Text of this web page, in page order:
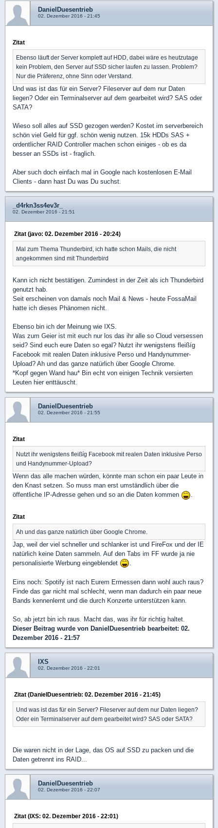
DanielDuesentrieb
02. Dezember 2016 - 21:45
Zitat
Ebenso läuft der Server komplett auf HDD, dabei wäre es heutzutage
kein Problem, den Server auf SSD sicher laufen zu lassen. Problem?
Nur die Präferenz, ohne Sinn oder Verstand.
Und was ist das für ein Server? Fileserver auf dem nur Daten
liegen? Oder ein Terminalserver auf dem gearbeitet wird? SAS oder
SATA?
Wieso soll alles auf SSD gezogen werden? Kostet im serverbereich
schön viel Geld für ggf. schön wenig nutzen. 15k HDDs SAS +
ordentlicher RAID Controller machen schon einiges - ob es da
besser an SSDs ist - fraglich.
Aber such doch einfach mal in Google nach kostenlosen E-Mail
Clients - dann hast Du was Du suchst.
_d4rkn3ss4ev3r_
02. Dezember 2016 - 21:51
Zitat (javo: 02. Dezember 2016 - 20:24)
Mal zum Thema Thunderbird, ich hatte schon Mails, die nicht
angekommen sind mit Thunderbird
Kann ich nicht bestätigen. Zumindest in der Zeit als ich Thunderbird
genutzt hab.
Seit erscheinen von damals noch Mail & News - heute FossaMail
hatte ich dieses Phänomen nicht.
Ebenso bin ich der Meinung wie IXS.
Was zum Geier ist mit euch nur los das ihr alle so Cloud versessen
seid? Sind euch eure Daten so egal? Nutzt ihr wenigstens fleißíg
Facebook mit realen Daten inklusive Perso und Handynummer-
Upload? Ah und das ganze natürlich über Google Chrome.
*Kopf gegen Wand hau* Bin echt von einigen Technik versierten
Leuten hier enttäuscht.
DanielDuesentrieb
02. Dezember 2016 - 21:55
Zitat
Nutzt ihr wenigstens fleißíg Facebook mit realen Daten inklusive Perso
und Handynummer-Upload?
Wenn das alle machen würden, könnte man schon ein paar Leute in
den Knast setzen. So muss man erst umständlich über die
öffentliche IP-Adresse gehen und so an die Daten kommen
.
Zitat
Ah und das ganze natürlich über Google Chrome.
Jap, weil der viel schneller und schlanker ist und FireFox und der IE
natürlich keine Daten sammeln. Auf den Tabs im FF wurde ja nie
personalisierte Werbung eingeblendet
Eins noch: Spotify ist nach Eurem Ermessen dann wohl auch raus?
Finde das gar nicht mal schlecht, wenn man dadurch ein paar neue
Bands kennenlernt und die durch Konzerte unterstützen kann.
So, ab jetzt bin ich raus. Macht das, was ihr für richtig haltet.
Dieser Beitrag wurde von DanielDuesentrieb bearbeitet: 02.
Dezember 2016 - 21:57
IXS
02. Dezember 2016 - 22:01
Zitat (DanielDuesentrieb: 02. Dezember 2016 - 21:45)
Und was ist das für ein Server? Fileserver auf dem nur Daten liegen?
Oder ein Terminalserver auf dem gearbeitet wird? SAS oder SATA?
Die waren nicht in der Lage, das OS auf SSD zu packen und die
Daten getrennt ins RAID...
DanielDuesentrieb
02. Dezember 2016 - 22:07
Zitat (IXS: 02. Dezember 2016 - 22:01)